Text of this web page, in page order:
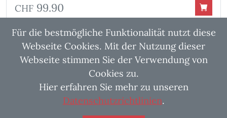
CHF 99.90
Für die bestmögliche Funktionalität nutzt diese
Webseite Cookies. Mit der Nutzung dieser
Webseite stimmen Sie der Verwendung von
Cookies zu.
Hier erfahren Sie mehr zu unseren
Datenschutzrichtlinien.